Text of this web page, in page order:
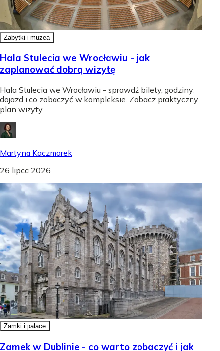
Zabytki i muzea
Hala Stulecia we Wrocławiu - jak
zaplanować dobrą wizytę
Hala Stulecia we Wrocławiu - sprawdź bilety, godziny,
dojazd i co zobaczyć w kompleksie. Zobacz praktyczny
plan wizyty.
Martyna Kaczmarek
26 lipca 2026
Zamki i pałace
Zamek w Dublinie - co warto zobaczyć i jak